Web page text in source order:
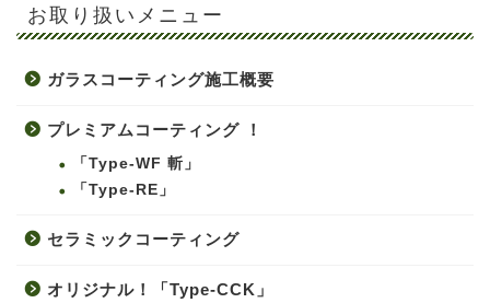
お取り扱いメニュー
ガラスコーティング施工概要
プレミアムコーティング ！
「Type-WF 斬」
「Type-RE」
セラミックコーティング
オリジナル！「Type-CCK」